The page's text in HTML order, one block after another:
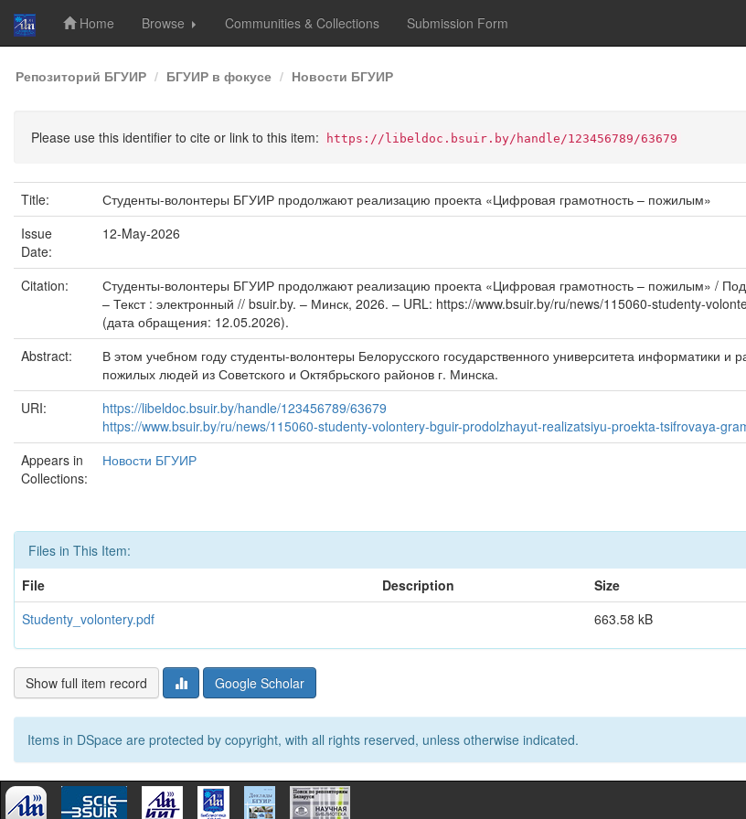
Skip
navigation
Home Browse Communities & Collections Submission Form
Репозиторий БГУИР БГУИР в фокусе Новости БГУИР
Please use this identifier to cite or link to this item: https://libeldoc.bsuir.by/handle/123456789/63679
Title:
Студенты-волонтеры БГУИР продолжают реализацию проекта «Цифровая грамотность – пожилым»
Issue
Date:
12-May-2026
Citation:
Студенты-волонтеры БГУИР продолжают реализацию проекта «Цифровая грамотность – пожилым» /
– Текст : электронный // bsuir.by. – Минск, 2026. – URL: https://www.bsuir.by/ru/news/115060-studenty-
(дата обращения: 12.05.2026).
Abstract:
В этом учебном году студенты-волонтеры Белорусского государственного университета информатики
пожилых людей из Советского и Октябрьского районов г. Минска.
URI:
https://libeldoc.bsuir.by/handle/123456789/63679
https://www.bsuir.by/ru/news/115060-studenty-volontery-bguir-prodolzhayut-realizatsiyu-proekta-tsifrovaya-
Appears in
Collections:
Новости БГУИР
Files in This Item:
File
Description Size
Studenty_volontery.pdf
663.58 kB
Show full item record Google Scholar
Items in DSpace are protected by copyright, with all rights reserved, unless otherwise indicated.